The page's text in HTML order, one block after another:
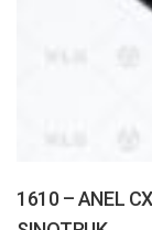
1610 – ANEL